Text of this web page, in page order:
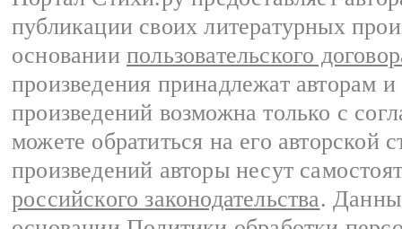
публикации своих литературных
основании пользовательского
произведения принадлежат авторам
произведений возможна только с
можете обратиться на его авторской
произведений авторы несут
российского законодательства.